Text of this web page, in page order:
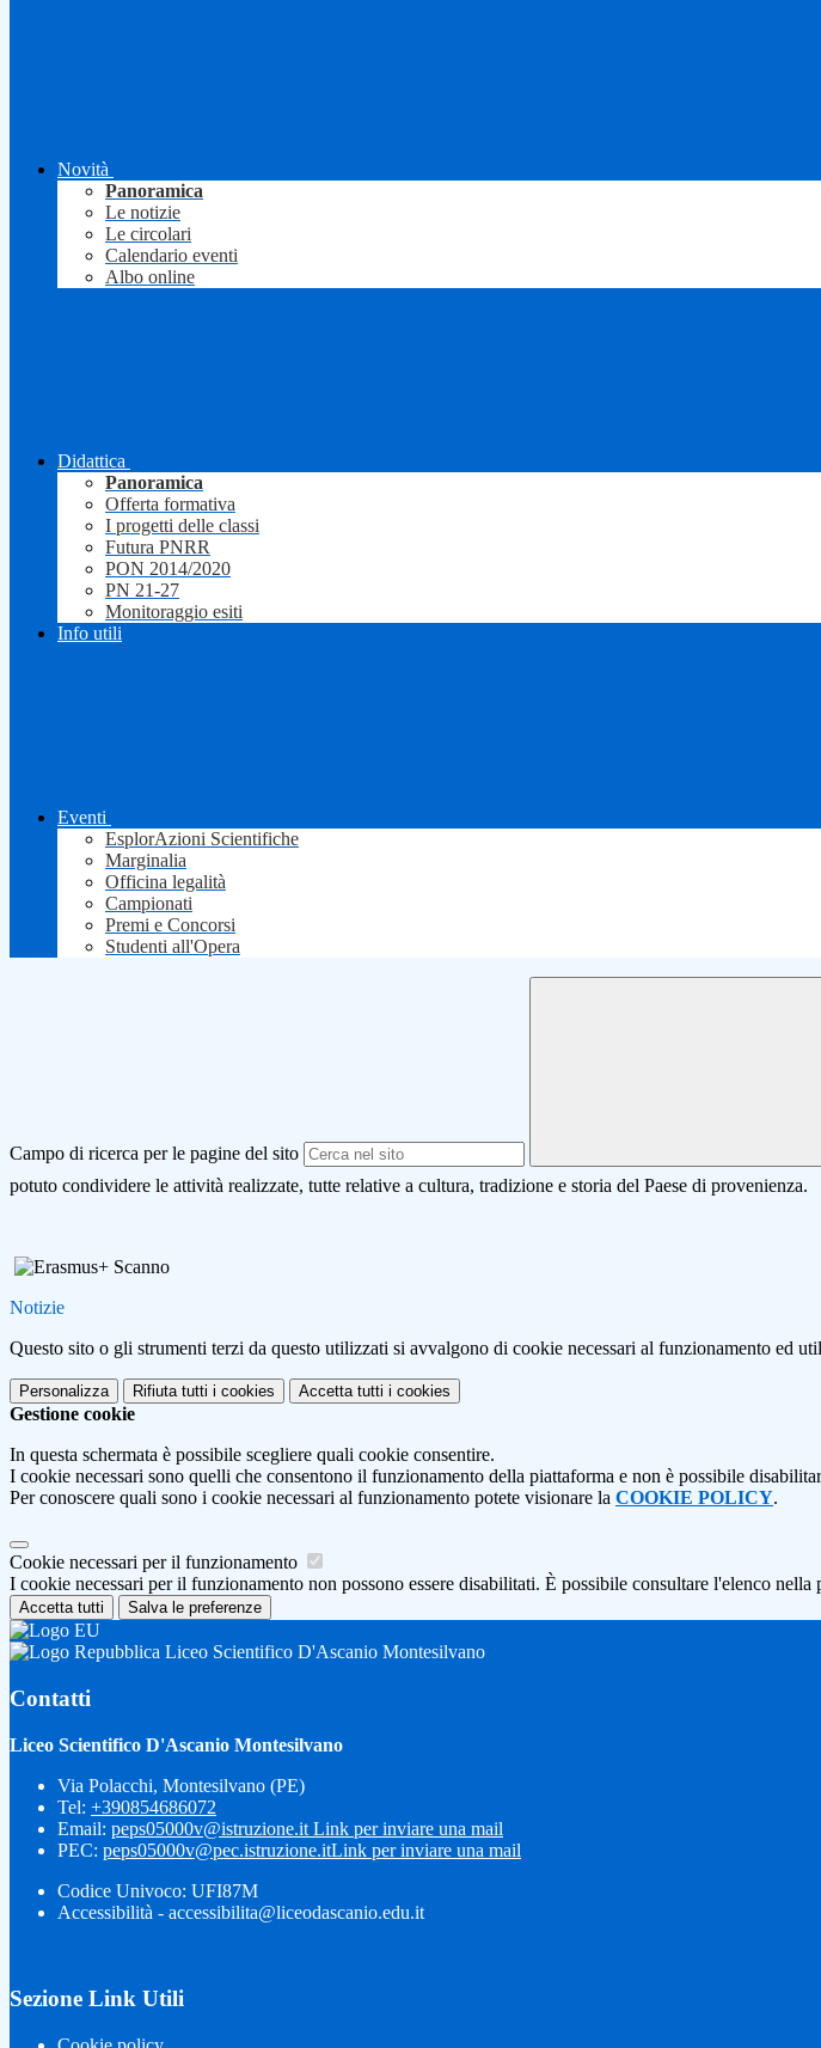
Novità
Panoramica
Le notizie
Le circolari
Calendario eventi
Albo online
Didattica
Panoramica
Offerta formativa
I progetti delle classi
Futura PNRR
PON 2014/2020
PN 21-27
Monitoraggio esiti
Info utili
Eventi
EsplorAzioni Scientifiche
Marginalia
Officina legalità
Campionati
Premi e Concorsi
Studenti all'Opera
Campo di ricerca per le pagine del sito
potuto condividere le attività realizzate, tutte relative a cultura, tradizione e storia del Paese di provenienza.
Notizie
Questo sito o gli strumenti terzi da questo utilizzati si avvalgono di cookie necessari al funzionamento ed
Personalizza Rifiuta tutti i cookies Accetta tutti i cookies
Gestione cookie
In questa schermata è possibile scegliere quali cookie consentire.
I cookie necessari sono quelli che consentono il funzionamento della piattaforma e non è possibile
Per conoscere quali sono i cookie necessari al funzionamento potete visionare la COOKIE POLICY.
Cookie necessari per il funzionamento
I cookie necessari per il funzionamento non possono essere disabilitati. È possibile consultare l'elenco
Accetta tutti Salva le preferenze
Liceo Scientifico D'Ascanio Montesilvano
Contatti
Liceo Scientifico D'Ascanio Montesilvano
Via Polacchi, Montesilvano (PE)
Tel: +390854686072
Email: peps05000v@istruzione.it Link per inviare una mail
PEC: peps05000v@pec.istruzione.itLink per inviare una mail
Codice Univoco: UFI87M
Accessibilità - accessibilita@liceodascanio.edu.it
Sezione Link Utili